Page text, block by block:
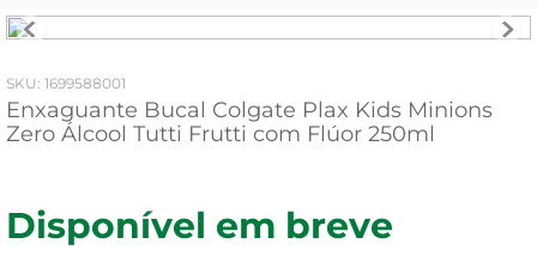
: 1699588001
Enxaguante Bucal Colgate Plax Kids Minions
Zero Álcool Tutti Frutti com Flúor 250ml
Disponível em breve